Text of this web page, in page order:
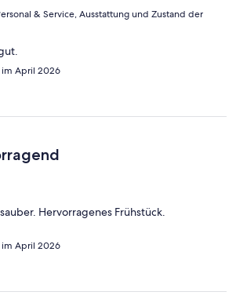
& Service, Ausstattung und Zustand der
im April 2026
Hervorragenes Frühstück.
im April 2026